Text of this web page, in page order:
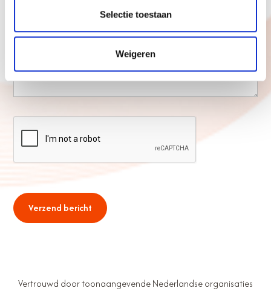
Selectie toestaan
Weigeren
Vertrouwd door toonaangevende Nederlandse organisaties